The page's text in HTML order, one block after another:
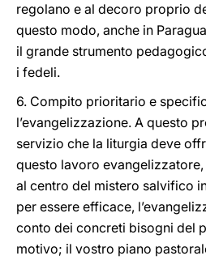
regolano e al decoro proprio
questo modo, anche in
il grande strumento
i fedeli.
6. Compito prioritario e
l’evangelizzazione. A questo
servizio che la liturgia deve
questo lavoro
al centro del mistero salvifico
per essere efficace,
conto dei concreti bisogni del
motivo; il vostro piano